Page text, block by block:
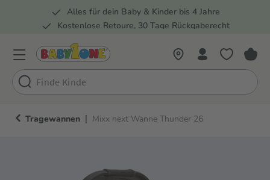
Zur Hauptnavigation springen
Alles für dein Baby & Kinder bis 4 Jahre
Kostenlose Retoure, 30 Tage Rückgaberecht
Tragewannen | Mixx next Wanne Thunder 26